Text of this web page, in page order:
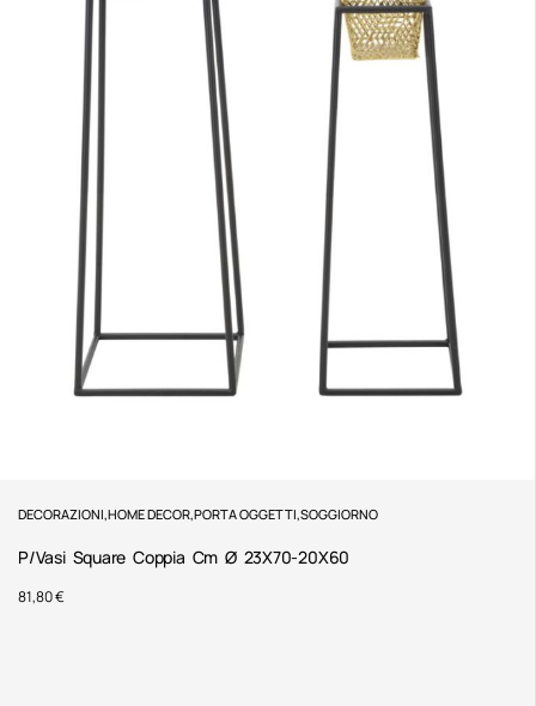
DECORAZIONI,HOME DECOR,PORTA OGGETTI,SOGGIORNO
P/Vasi Square Coppia Cm Ø 23X70-20X60
81,80€